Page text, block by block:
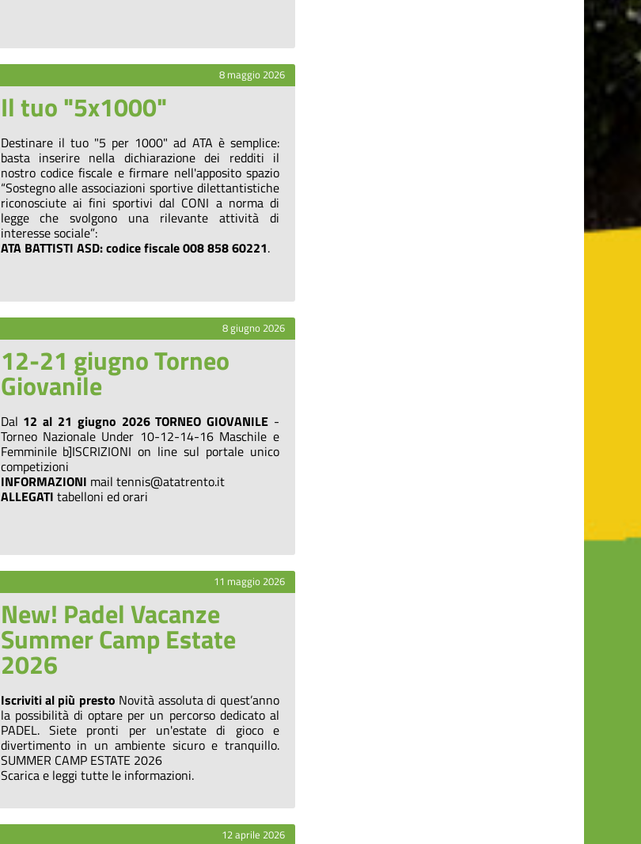
8 maggio 2026
Il tuo "5x1000"
Destinare il tuo "5 per 1000" ad ATA è semplice:
basta inserire nella dichiarazione dei redditi il
nostro codice fiscale e firmare nell'apposito spazio
“Sostegno alle associazioni sportive dilettantistiche
riconosciute ai fini sportivi dal CONI a norma di
legge che svolgono una rilevante attività di
interesse sociale”:
ATA BATTISTI ASD: codice fiscale 008 858 60221.
8 giugno 2026
12-21 giugno Torneo
Giovanile
Dal 12 al 21 giugno 2026 TORNEO GIOVANILE -
Torneo Nazionale Under 10-12-14-16 Maschile e
Femminile b]ISCRIZIONI on line sul portale unico
competizioni
INFORMAZIONI mail tennis@atatrento.it
ALLEGATI tabelloni ed orari
11 maggio 2026
New! Padel Vacanze
Summer Camp Estate
2026
Iscriviti al più presto Novità assoluta di quest’anno
la possibilità di optare per un percorso dedicato al
PADEL. Siete pronti per un'estate di gioco e
divertimento in un ambiente sicuro e tranquillo.
SUMMER CAMP ESTATE 2026
Scarica e leggi tutte le informazioni.
12 aprile 2026